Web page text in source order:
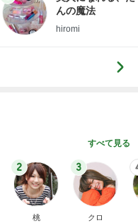
んの魔法
hiromi
すべて見る
2
桃
3
クロ